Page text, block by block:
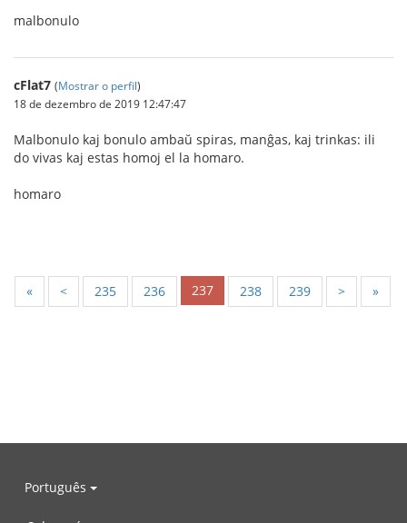
malbonulo
cFlat7 (Mostrar o perfil)
18 de dezembro de 2019 12:47:47
Malbonulo kaj bonulo ambaŭ spiras, manĝas, kaj trinkas: ili
do vivas kaj estas homoj el la homaro.
homaro
« < 235 236 237 238 239 > »
Português